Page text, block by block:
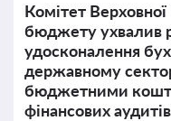
Комітет
бюджету ухвалив
удосконалення
державному
бюджетними
фінансових аудитів